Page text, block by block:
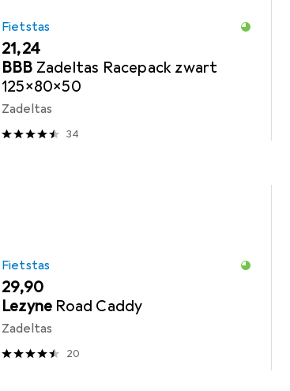
Fietstas
EUR
21,24
BBB Zadeltas Racepack zwart
125x80x50
Zadeltas
34
Fietstas
EUR
29,90
Lezyne Road Caddy
Zadeltas
20